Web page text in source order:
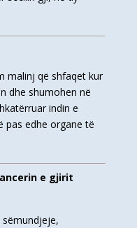
malinj që shfaqet kur
dhe shumohen në
indin e
pas edhe organe të
e gjirit